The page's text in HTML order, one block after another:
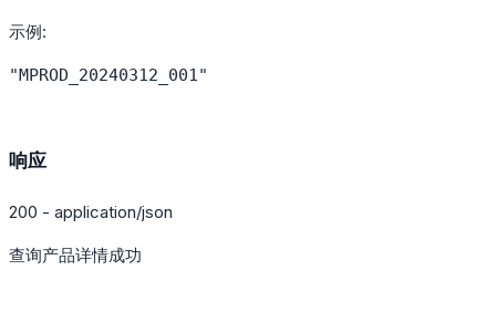
示例:
"MPROD_20240312_001"
响应
200 - application/json
查询产品详情成功